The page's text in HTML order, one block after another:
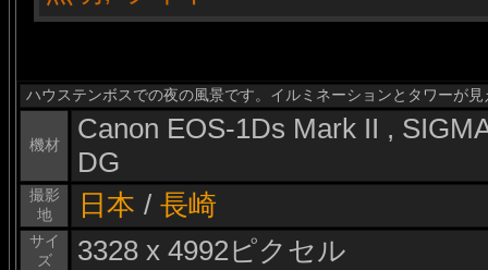
ハウステンボスでの夜の風景です。イルミネーションとタワーが見
機材
Canon EOS-1Ds Mark II ,
DG
撮影
地
日本 / 長崎
サイ
ズ
3328 x 4992ピクセル